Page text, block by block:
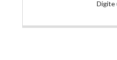
Digite